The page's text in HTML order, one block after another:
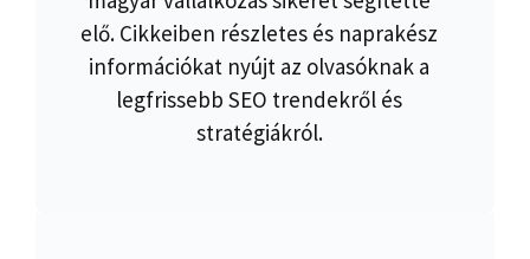
elő. Cikkeiben részletes és naprakész
információkat nyújt az olvasóknak a
legfrissebb SEO trendekről és
stratégiákról.